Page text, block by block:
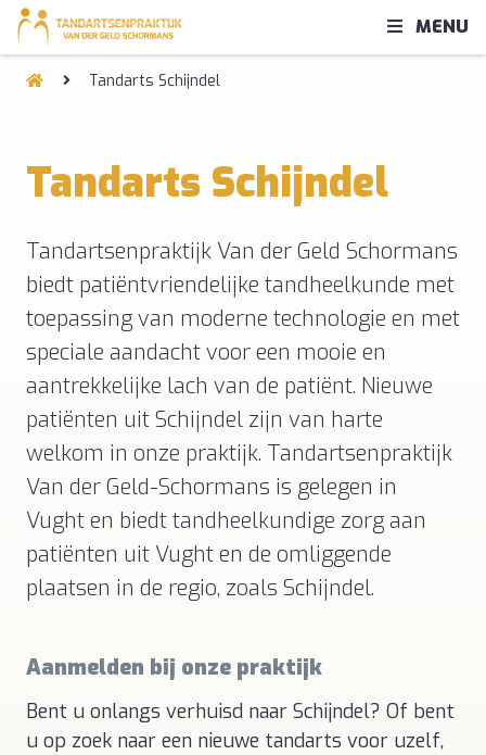
MENU
Tandarts Schijndel
Tandarts Schijndel
Tandartsenpraktijk Van der Geld Schormans
biedt patiëntvriendelijke tandheelkunde met
toepassing van moderne technologie en met
speciale aandacht voor een mooie en
aantrekkelijke lach van de patiënt. Nieuwe
patiënten uit Schijndel zijn van harte
welkom in onze praktijk. Tandartsenpraktijk
Van der Geld-Schormans is gelegen in
Vught en biedt tandheelkundige zorg aan
patiënten uit Vught en de omliggende
plaatsen in de regio, zoals Schijndel.
Aanmelden bij onze praktijk
Bent u onlangs verhuisd naar Schijndel? Of bent
u op zoek naar een nieuwe tandarts voor uzelf,